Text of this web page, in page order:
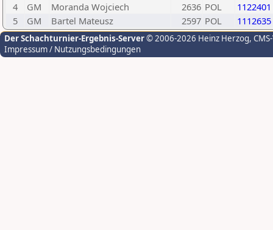
4
GM Moranda Wojciech 2636 POL
1122401
5
GM Bartel Mateusz 2597 POL 1112635
Der Schachturnier-Ergebnis-Server© 2006-2026 Heinz Herzog,
Impressum / Nutzungsbedingungen